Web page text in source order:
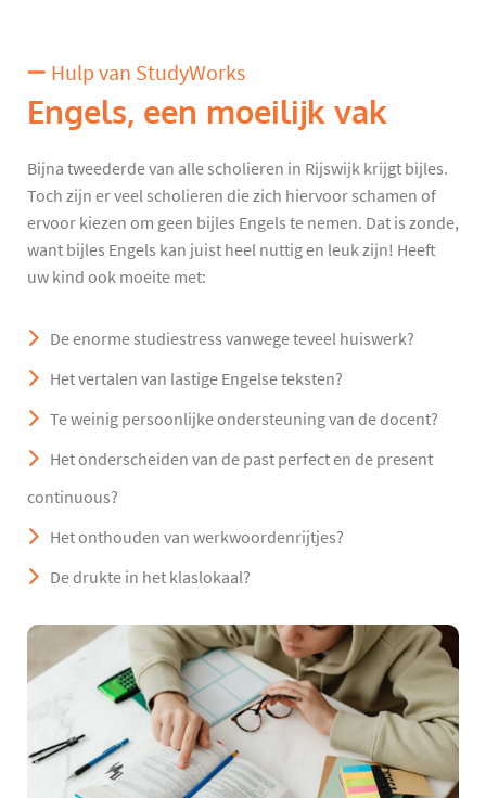
Hulp van StudyWorks
Engels, een moeilijk vak
Bijna tweederde van alle scholieren in Rijswijk krijgt bijles.
Toch zijn er veel scholieren die zich hiervoor schamen of
ervoor kiezen om geen bijles Engels te nemen. Dat is zonde,
want bijles Engels kan juist heel nuttig en leuk zijn! Heeft
uw kind ook moeite met:
De enorme studiestress vanwege teveel huiswerk?
Het vertalen van lastige Engelse teksten?
Te weinig persoonlijke ondersteuning van de docent?
Het onderscheiden van de past perfect en de present
continuous?
Het onthouden van werkwoordenrijtjes?
De drukte in het klaslokaal?